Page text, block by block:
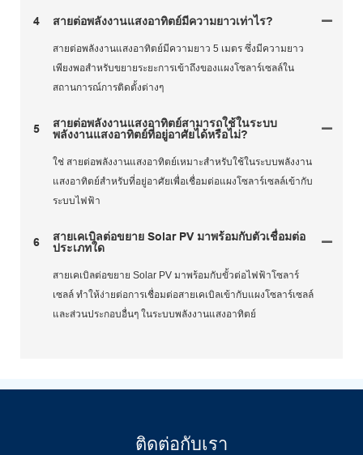
4 สายต่อพลังงานแสงอาทิตย์มีความยาวเท่าไร?
สายต่อพลังงานแสงอาทิตย์มีความยาว 5 เมตร ซึ่งมีความยาว
เพียงพอสำหรับขยายระยะการเข้าถึงของแผงโซลาร์เซลล์ใน
สถานการณ์การติดตั้งต่างๆ
5
สายต่อพลังงานแสงอาทิตย์สามารถใช้ในระบบ
พลังงานแสงอาทิตย์ที่อยู่อาศัยได้หรือไม่?
ใช่ สายต่อพลังงานแสงอาทิตย์เหมาะสำหรับใช้ในระบบพลังงาน
แสงอาทิตย์สำหรับที่อยู่อาศัยเพื่อเชื่อมต่อแผงโซลาร์เซลล์เข้ากับ
ระบบไฟฟ้า
6
สายเคเบิลต่อขยาย Solar PV มาพร้อมกับตัวเชื่อมต่อ
ประเภทใด
สายเคเบิลต่อขยาย Solar PV มาพร้อมกับขั้วต่อไฟฟ้าโซลาร์
เซลล์ ทำให้ง่ายต่อการเชื่อมต่อสายเคเบิลเข้ากับแผงโซลาร์เซลล์
และส่วนประกอบอื่นๆ ในระบบพลังงานแสงอาทิตย์
ติดต่อกับเรา